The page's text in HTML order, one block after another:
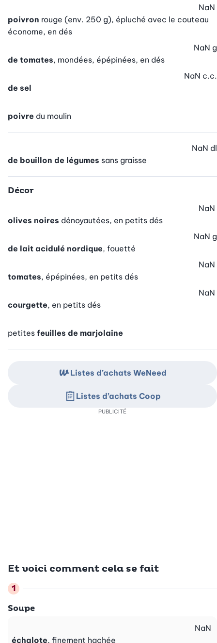
poivron rouge (env. 250 g), épluché avec le couteau
économe, en dés
NaN
de tomates, mondées, épépinées, en dés
NaN g
de sel
NaN c.c.
poivre du moulin
de bouillon de légumes sans graisse
NaN dl
Décor
olives noires dénoyautées, en petits dés
NaN
de lait acidulé nordique, fouetté
NaN g
tomates, épépinées, en petits dés
NaN
courgette, en petits dés
NaN
petites feuilles de marjolaine
Et voici comment cela se fait
Soupe
échalote, finement hachée
NaN
Listes d’achats WeNeed
Listes d’achats Coop
PUBLICITÉ